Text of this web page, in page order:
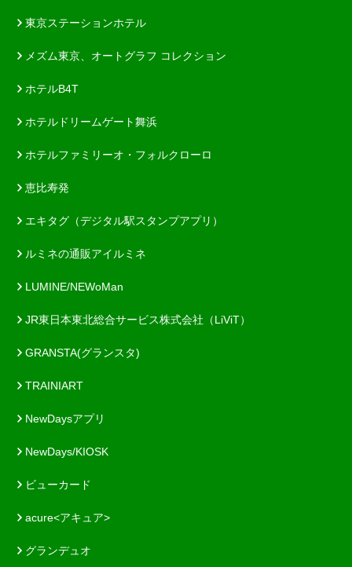
東京ステーションホテル
メズム東京、オートグラフ コレクション
ホテルB4T
ホテルドリームゲート舞浜
ホテルファミリーオ・フォルクローロ
恵比寿発
エキタグ（デジタル駅スタンプアプリ）
ルミネの通販アイルミネ
LUMINE/NEWoMan
JR東日本東北総合サービス株式会社（LiViT）
GRANSTA(グランスタ)
TRAINIART
NewDaysアプリ
NewDays/KIOSK
ビューカード
acure<アキュア>
グランデュオ